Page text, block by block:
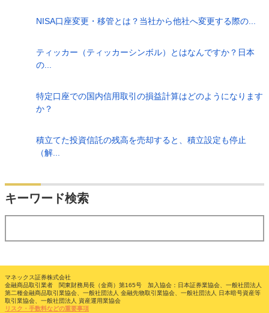
NISA口座変更・移管とは？当社から他社へ変更する際の...
ティッカー（ティッカーシンボル）とはなんですか？日本
の...
特定口座での国内信用取引の損益計算はどのようになります
か？
積立てた投資信託の残高を売却すると、積立設定も停止
（解...
キーワード検索
マネックス証券株式会社
金融商品取引業者 関東財務局長（金商）第165号 加入協会：日本証券業協会、一般社団法人
第二種金融商品取引業協会、一般社団法人 金融先物取引業協会、一般社団法人 日本暗号資産等
取引業協会、一般社団法人 資産運用業協会
リスク・手数料などの重要事項